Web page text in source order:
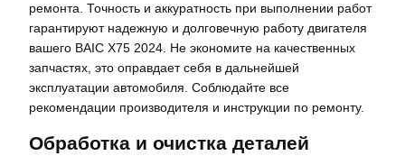
ремонта. Точность и аккуратность при выполнении работ
гарантируют надежную и долговечную работу двигателя
вашего BAIC X75 2024. Не экономите на качественных
запчастях, это оправдает себя в дальнейшей
эксплуатации автомобиля. Соблюдайте все
рекомендации производителя и инструкции по ремонту.
Обработка и очистка деталей